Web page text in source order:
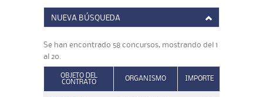
NUEVA BÚSQUEDA
Se han encontrado 58 concursos, mostrando del 1
al 20.
OBJETO DEL
CONTRATO
ORGANISMO IMPORTE